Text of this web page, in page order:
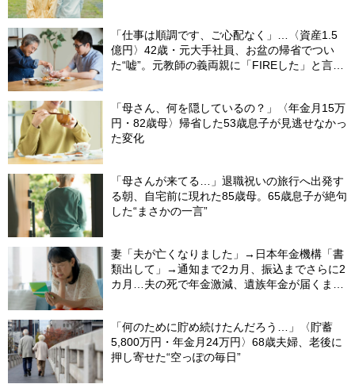
「仕事は順調です、ご心配なく」…〈資産1.5
億円〉42歳・元大手社員、お盆の帰省でつい
た“嘘”。元教師の義両親に「FIREした」と言え
「母さん、何を隠しているの？」〈年金月15万
円・82歳母〉帰省した53歳息子が見逃せなかっ
た変化
「母さんが来てる…」退職祝いの旅行へ出発す
る朝、自宅前に現れた85歳母。65歳息子が絶句
した“まさかの一言”
妻「夫が亡くなりました」→日本年金機構「書
類出して」→通知まで2カ月、振込までさらに2
カ月…夫の死で年金激減、遺族年金が届くまで
「何のために貯め続けたんだろう…」〈貯蓄
5,800万円・年金月24万円〉68歳夫婦、老後に
押し寄せた“空っぽの毎日”